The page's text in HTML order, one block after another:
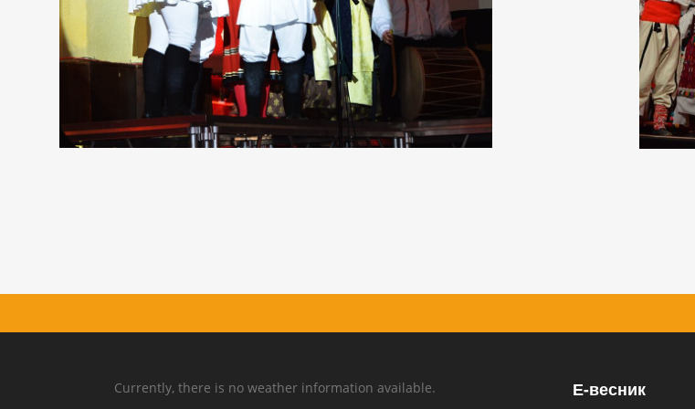
Currently, there is no weather information available. Е-весник